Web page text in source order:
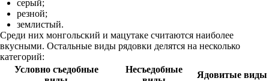
серый;
резной;
землистый.
Среди них монгольский и мацутаке считаются наиболее
вкусными. Остальные виды рядовки делятся на несколько
категорий:
Условно съедобные
Несъедобные
Ядовитые виды